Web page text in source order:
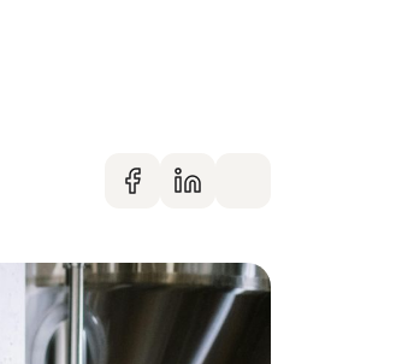
Dela på
Dela på